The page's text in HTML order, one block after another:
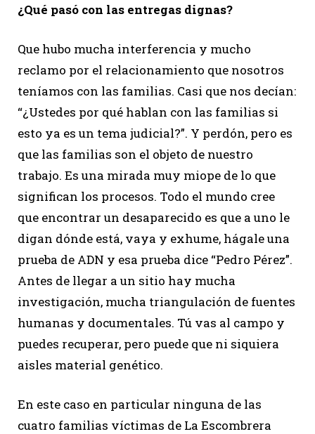
¿Qué pasó con las entregas dignas?
Que hubo mucha interferencia y mucho
reclamo por el relacionamiento que nosotros
teníamos con las familias. Casi que nos decían:
“¿Ustedes por qué hablan con las familias si
esto ya es un tema judicial?”. Y perdón, pero es
que las familias son el objeto de nuestro
trabajo. Es una mirada muy miope de lo que
significan los procesos. Todo el mundo cree
que encontrar un desaparecido es que a uno le
digan dónde está, vaya y exhume, hágale una
prueba de ADN y esa prueba dice “Pedro Pérez”.
Antes de llegar a un sitio hay mucha
investigación, mucha triangulación de fuentes
humanas y documentales. Tú vas al campo y
puedes recuperar, pero puede que ni siquiera
aisles material genético.
En este caso en particular ninguna de las
cuatro familias víctimas de La Escombrera